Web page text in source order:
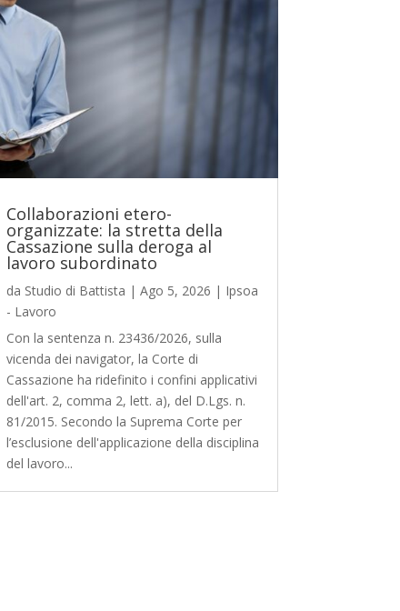
Collaborazioni etero-
organizzate: la stretta della
Cassazione sulla deroga al
lavoro subordinato
da Studio di Battista | Ago 5, 2026 | Ipsoa
- Lavoro
Con la sentenza n. 23436/2026, sulla
vicenda dei navigator, la Corte di
Cassazione ha ridefinito i confini applicativi
dell'art. 2, comma 2, lett. a), del D.Lgs. n.
81/2015. Secondo la Suprema Corte per
l’esclusione dell'applicazione della disciplina
del lavoro...